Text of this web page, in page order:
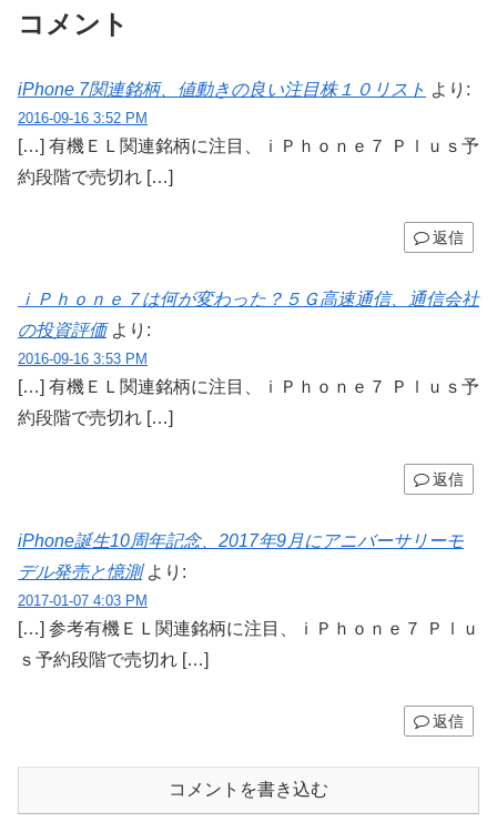
コメント
iPhone 7関連銘柄、値動きの良い注目株１０リスト より:
2016-09-16 3:52 PM
[…] 有機ＥＬ関連銘柄に注目、ｉＰｈｏｎｅ７ Ｐｌｕｓ予
約段階で売切れ […]
返信
ｉＰｈｏｎｅ７は何が変わった？５Ｇ高速通信、通信会社
の投資評価 より:
2016-09-16 3:53 PM
[…] 有機ＥＬ関連銘柄に注目、ｉＰｈｏｎｅ７ Ｐｌｕｓ予
約段階で売切れ […]
返信
iPhone誕生10周年記念、2017年9月にアニバーサリーモ
デル発売と憶測 より:
2017-01-07 4:03 PM
[…] 参考有機ＥＬ関連銘柄に注目、ｉＰｈｏｎｅ７ Ｐｌｕ
ｓ予約段階で売切れ […]
返信
コメントを書き込む